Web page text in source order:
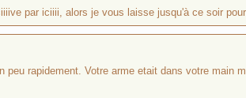
par iciiii, alors je vous laisse jusqu'à ce soir
peu rapidement. Votre arme etait dans votre main